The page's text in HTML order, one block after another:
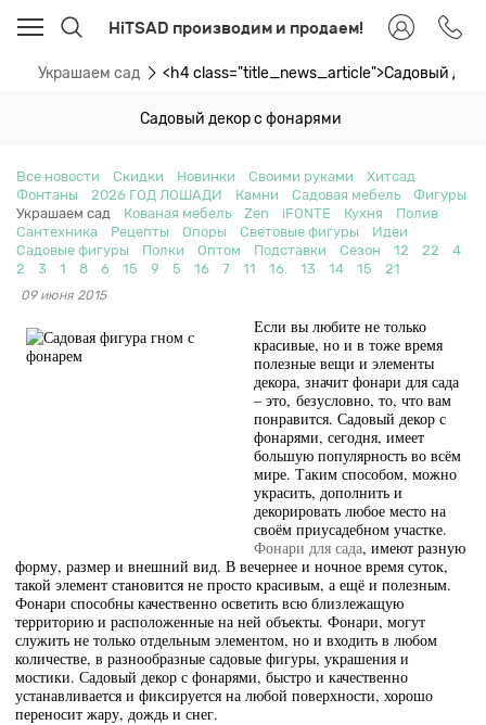
HiTSAD производим и продаем!
Украшаем сад <h4 class="title_news_article">Садовый
Садовый декор с фонарями
Все новости Скидки Новинки Своими руками
Хитсад
Фонтаны
2026 ГОД ЛОШАДИ Камни Садовая мебель
Фигуры
Украшаем сад
Кованая мебель Zen iFONTE Кухня
Полив
Сантехника
Рецепты Опоры Световые фигуры
Идеи
Садовые фигуры
Полки Оптом Подставки Сезон 12 22
4
2
3 1 8 6 15 9 5 16 7 11 16. 13 14 15 21
09 июня 2015
Если вы любите не только
красивые, но и в тоже время
полезные вещи и элементы
декора, значит фонари для сада
– это, безусловно, то, что вам
понравится. Садовый декор с
фонарями, сегодня, имеет
большую популярность во всём
мире. Таким способом, можно
украсить, дополнить и
декорировать любое место на
своём приусадебном участке.
Фонари для сада, имеют разную
форму, размер и внешний вид. В вечернее и ночное время суток,
такой элемент становится не просто красивым, а ещё и полезным.
Фонари способны качественно осветить всю близлежащую
территорию и расположенные на ней объекты. Фонари, могут
служить не только отдельным элементом, но и входить в любом
количестве, в разнообразные садовые фигуры, украшения и
мостики. Садовый декор с фонарями, быстро и качественно
устанавливается и фиксируется на любой поверхности, хорошо
переносит жару, дождь и снег.